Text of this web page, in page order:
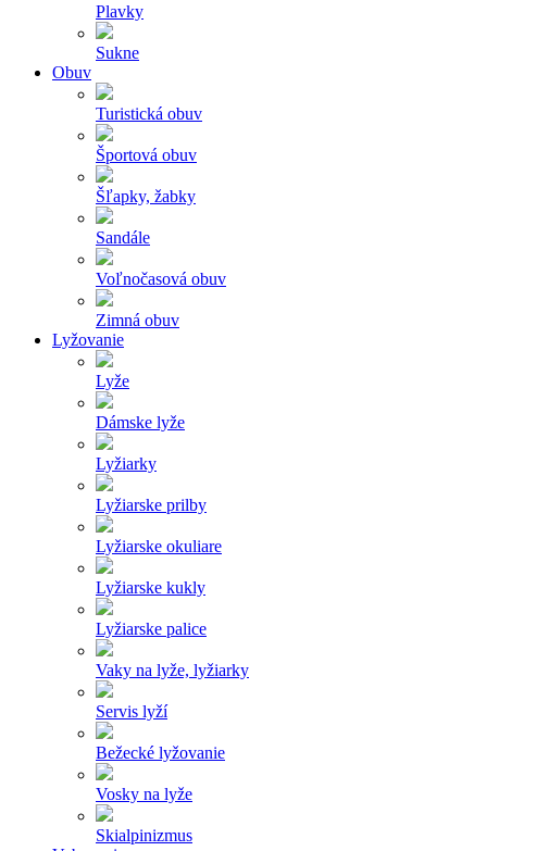
Plavky
Sukne
Obuv
Turistická obuv
Športová obuv
Šľapky, žabky
Sandále
Voľnočasová obuv
Zimná obuv
Lyžovanie
Lyže
Dámske lyže
Lyžiarky
Lyžiarske prilby
Lyžiarske okuliare
Lyžiarske kukly
Lyžiarske palice
Vaky na lyže, lyžiarky
Servis lyží
Bežecké lyžovanie
Vosky na lyže
Skialpinizmus